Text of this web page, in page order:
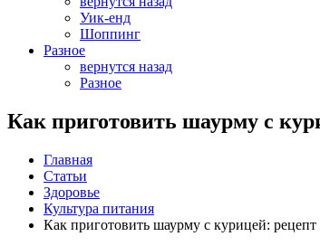
Уик-енд
Шоппинг
Разное
вернутся назад
Разное
Как приготовить шаурму с
Главная
Статьи
Здоровье
Культура питания
Как приготовить шаурму с курицей: